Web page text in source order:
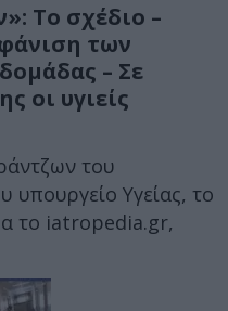
Το σχέδιο –
των
– Σε
οι υγιείς
του
υπουργείο Υγείας, το
το iatropedia.gr,